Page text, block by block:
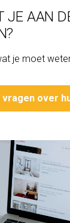
JE AAN
je moet
over